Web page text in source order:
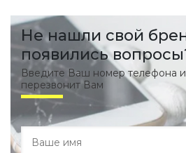
Не нашли свой
появились
Введите Ваш номер телефона
перезвонит Вам